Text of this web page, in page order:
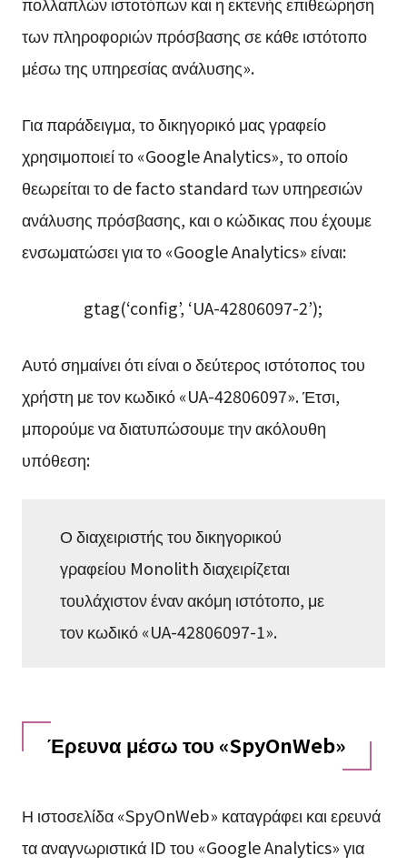
των πληροφοριών πρόσβασης σε κάθε ιστότοπο
μέσω της υπηρεσίας ανάλυσης».
Για παράδειγμα, το δικηγορικό μας γραφείο
χρησιμοποιεί το «Google Analytics», το οποίο
θεωρείται το de facto standard των υπηρεσιών
ανάλυσης πρόσβασης, και ο κώδικας που έχουμε
ενσωματώσει για το «Google Analytics» είναι:
gtag(‘config’, ‘UA-42806097-2’);
Αυτό σημαίνει ότι είναι ο δεύτερος ιστότοπος του
χρήστη με τον κωδικό «UA-42806097». Έτσι,
μπορούμε να διατυπώσουμε την ακόλουθη
υπόθεση:
Ο διαχειριστής του δικηγορικού
γραφείου Monolith διαχειρίζεται
τουλάχιστον έναν ακόμη ιστότοπο, με
τον κωδικό «UA-42806097-1».
Έρευνα μέσω του «SpyOnWeb»
Η ιστοσελίδα «SpyOnWeb» καταγράφει και ερευνά
τα αναγνωριστικά ID του «Google Analytics» για